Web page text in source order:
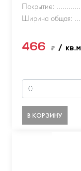
Покрытие:
Ширина общая:
466 ₽ / кв.м
В КОРЗИНУ